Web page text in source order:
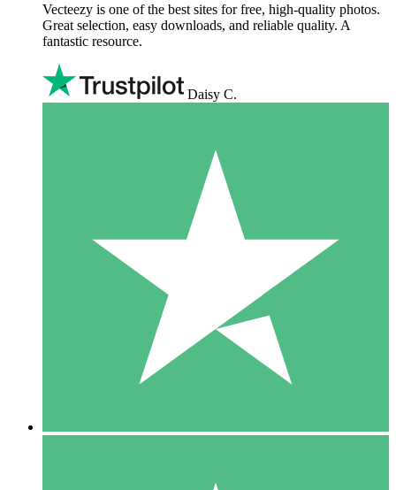
Vecteezy is one of the best sites for free, high‑quality photos.
Great selection, easy downloads, and reliable quality. A
fantastic resource.
Daisy C.